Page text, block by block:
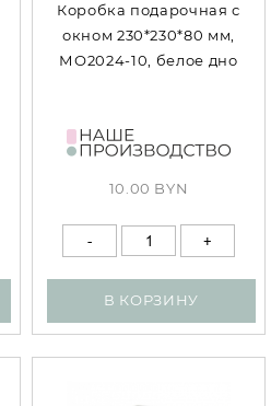
Коробка подарочная с
окном 230*230*80 мм,
МО2024-10, белое дно
10.00 BYN
В КОРЗИНУ